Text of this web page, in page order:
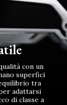
con un
superfici
tra
adattarsi
di classe a